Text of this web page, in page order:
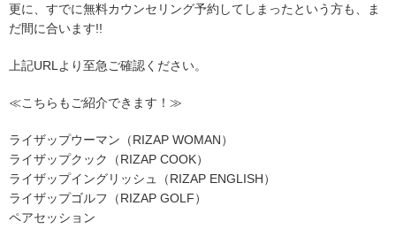
更に、すでに無料カウンセリング予約してしまったという方も、ま
だ間に合います!!
上記URLより至急ご確認ください。
≪こちらもご紹介できます！≫
ライザップウーマン（RIZAP WOMAN）
ライザップクック（RIZAP COOK）
ライザップイングリッシュ（RIZAP ENGLISH）
ライザップゴルフ（RIZAP GOLF）
ペアセッション